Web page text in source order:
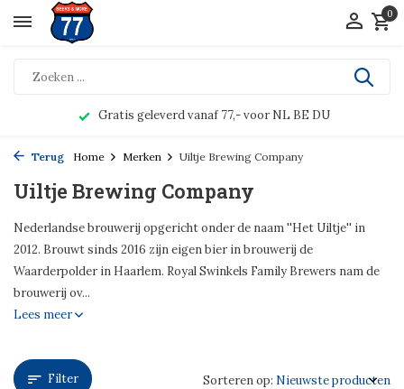
0
1800+ bieren!
Terug Home Merken Uiltje Brewing Company
Uiltje Brewing Company
Nederlandse brouwerij opgericht onder de naam ''Het Uiltje'' in
2012. Brouwt sinds 2016 zijn eigen bier in brouwerij de
Waarderpolder in Haarlem. Royal Swinkels Family Brewers nam de
brouwerij ov...
Lees meer
Filter Sorteren op: